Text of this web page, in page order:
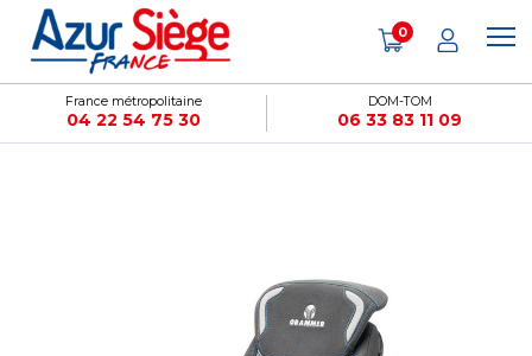
France métropolitaine
04 22 54 75 30
DOM-TOM
06 33 83 11 09
0
Panneau de gestion des cookies